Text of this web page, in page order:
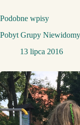
Podobne wpisy
Pobyt Grupy
13 lipca 2016